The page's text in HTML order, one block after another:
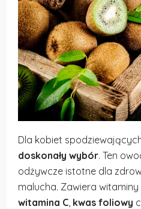
Dla kobiet
doskonały wybór. Ten
odżywcze istotne dla
malucha. Zawiera witaminy
witamina C kwas foliowy